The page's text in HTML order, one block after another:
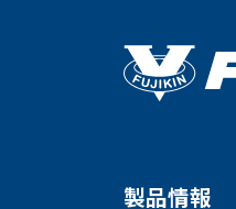
製品情報